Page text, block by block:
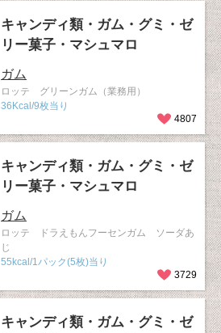
キャンディ類・ガム・グミ・ゼ
リー菓子・マシュマロ
ガム
ロッテ グリーンガム（業務用）
36Kcal/9枚当り
4807
キャンディ類・ガム・グミ・ゼ
リー菓子・マシュマロ
ガム
ロッテ ドラえもんフーセンガム ソーダあ
じ
55kcal/1パック(5枚)当り
3729
キャンディ類・ガム・グミ・ゼ